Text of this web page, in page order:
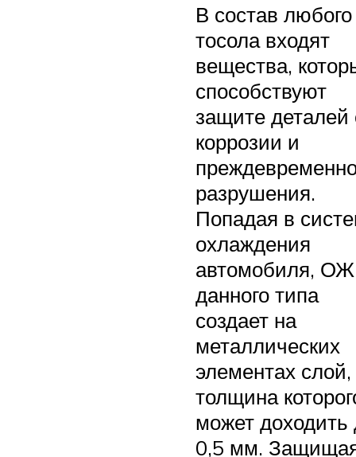
В состав любого
тосола входят
вещества,
способствуют
защите деталей
коррозии и
разрушения.
Попадая в
охлаждения
автомобиля, ОЖ
данного типа
создает на
металлических
элементах слой,
толщина
может доходить
0,5 мм.